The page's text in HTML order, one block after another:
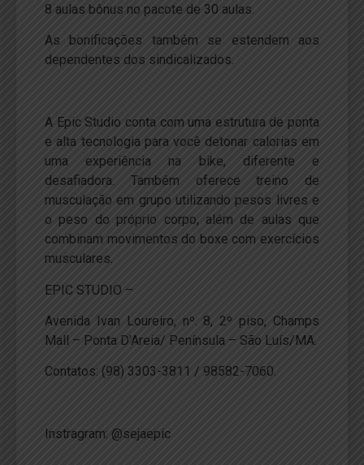
8 aulas bônus no pacote de 30 aulas.
As bonificações também se estendem aos
dependentes dos sindicalizados.
A Epic Studio conta com uma estrutura de ponta
e alta tecnologia para você detonar calorias em
uma experiência na bike, diferente e
desafiadora. Também oferece treino de
musculação em grupo utilizando pesos livres e
o peso do próprio corpo, além de aulas que
combinam movimentos do boxe com exercícios
musculares.
EPIC STUDIO –
Avenida Ivan Loureiro, nº. 8, 2º piso, Champs
Mall – Ponta D’Areia/ Península – São Luís/MA.
Contatos: (98) 3303-3811 / 98582-7060.
Instragram: @sejaepic